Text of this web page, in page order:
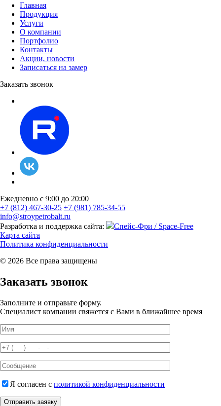
Главная
Продукция
Услуги
О компании
Портфолио
Контакты
Акции, новости
Записаться на замер
Заказать звонок
Ежедневно с 9:00 до 20:00
+7 (812) 467-30-25 +7 (981) 785-34-55
info@stroypetrobalt.ru
Разработка и поддержка сайта:
Спейс-Фри / Space-Free
Карта сайта
Политика конфиденциальности
© 2026 Все права защищены
Заказать звонок
Заполните и отправьте форму.
Специалист компании свяжется с Вами в ближайшее время
Я согласен с политикой конфиденциальности
Отправить заявку